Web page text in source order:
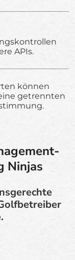
APIs.
können
getrennten
Ninjas